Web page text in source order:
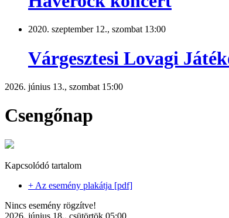
2020. szeptember 12., szombat 13:00
Várgesztesi Lovagi
2026. június 13., szombat 15:00
Csengőnap
Kapcsolódó tartalom
+ Az esemény plakátja [pdf]
Nincs esemény rögzítve!
2026. június 18., csütörtök 05:00